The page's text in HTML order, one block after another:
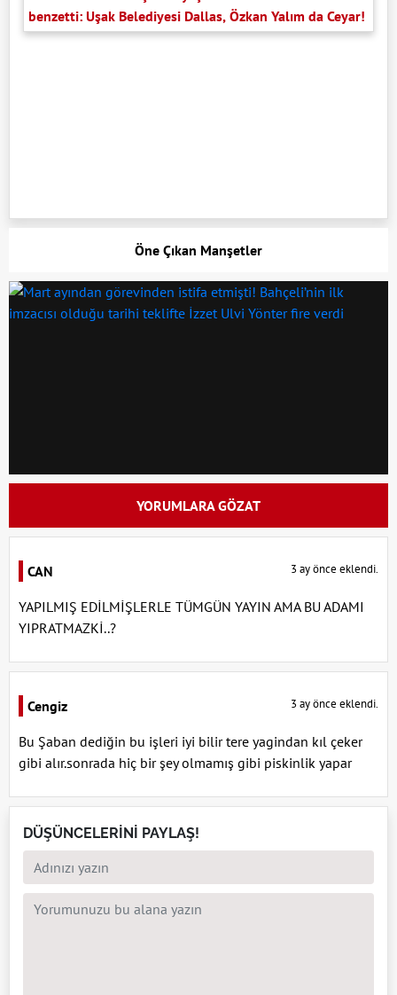
benzetti: Uşak Belediyesi Dallas, Özkan Yalım da Ceyar!
Öne Çıkan Manşetler
YORUMLARA GÖZAT
CAN 3 ay önce eklendi.
YAPILMIŞ EDİLMİŞLERLE TÜMGÜN YAYIN AMA BU ADAMI
YIPRATMAZKİ..?
Cengiz 3 ay önce eklendi.
Bu Şaban dediğin bu işleri iyi bilir tere yagindan kıl çeker
gibi alır.sonrada hiç bir şey olmamış gibi piskinlik yapar
DÜŞÜNCELERİNİ PAYLAŞ!